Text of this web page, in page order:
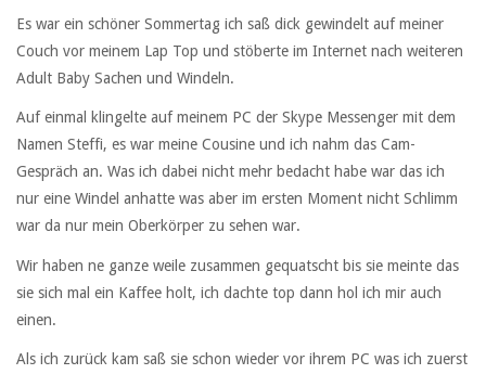
Es war ein schöner Sommertag ich saß dick gewindelt auf meiner
Couch vor meinem Lap Top und stöberte im Internet nach weiteren
Adult Baby Sachen und Windeln.
Auf einmal klingelte auf meinem PC der Skype Messenger mit dem
Namen Steffi, es war meine Cousine und ich nahm das Cam-
Gespräch an. Was ich dabei nicht mehr bedacht habe war das ich
nur eine Windel anhatte was aber im ersten Moment nicht Schlimm
war da nur mein Oberkörper zu sehen war.
Wir haben ne ganze weile zusammen gequatscht bis sie meinte das
sie sich mal ein Kaffee holt, ich dachte top dann hol ich mir auch
einen.
Als ich zurück kam saß sie schon wieder vor ihrem PC was ich zuerst